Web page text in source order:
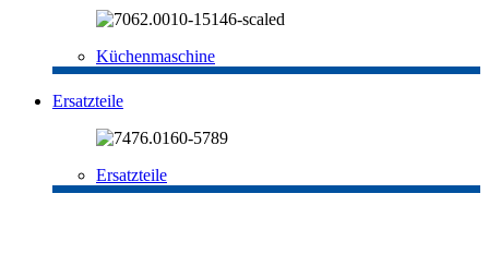
Küchenmaschine
Ersatzteile
Ersatzteile